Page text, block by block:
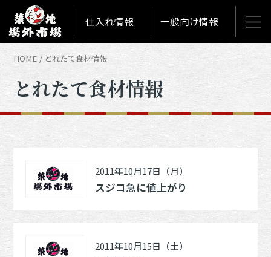
仕入れ情報 一般向け情報
HOME とれたて食材情報
とれたて食材情報
2011年10月17日（月）
スジコ急に値上がり
2011年10月15日（土）